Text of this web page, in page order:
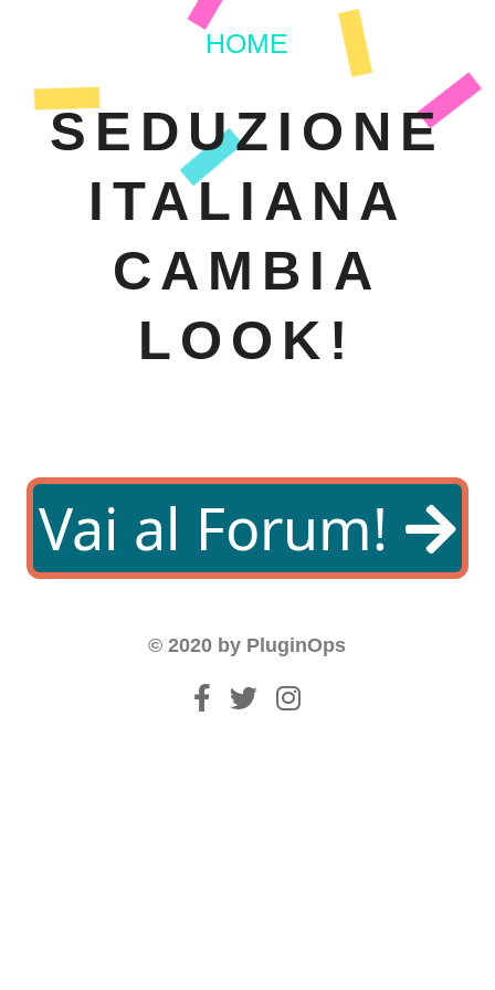
HOME
SEDUZIONE
ITALIANA
CAMBIA
LOOK!
Vai al Forum!
© 2020 by PluginOps